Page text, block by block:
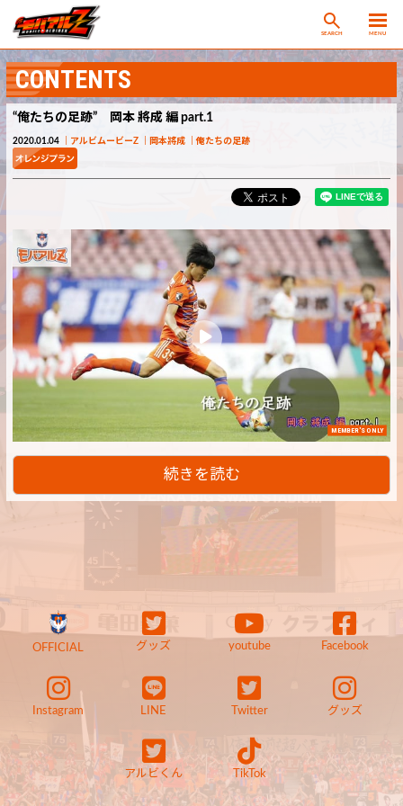
SEARCH MENU
CONTENTS
“俺たちの足跡” 岡本 將成 編 part.1
2020.01.04 アルビムービーZ 岡本將成 俺たちの足跡
MEMBER'S ONLY
続きを読む
OFFICIAL グッズ youtube Facebook
Instagram LINE Twitter グッズ
アルビくん TikTok